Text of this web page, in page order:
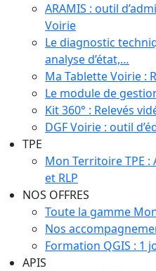
ARAMIS : outil
Voirie
Le diagnostic
analyse d’état,…
Ma Tablette Voirie :
Le module de
Kit 360° : Relevés
DGF Voirie : outil
TPE
Mon Territoire TPE
et RLP
NOS OFFRES
Toute la gamme
Nos
Formation QGIS : 1
APIS